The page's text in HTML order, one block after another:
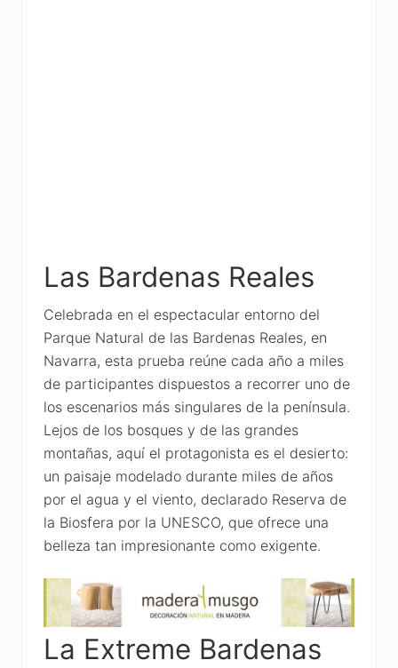
Las Bardenas Reales
Celebrada en el espectacular entorno del
Parque Natural de las Bardenas Reales, en
Navarra, esta prueba reúne cada año a miles
de participantes dispuestos a recorrer uno de
los escenarios más singulares de la península.
Lejos de los bosques y de las grandes
montañas, aquí el protagonista es el desierto:
un paisaje modelado durante miles de años
por el agua y el viento, declarado Reserva de
la Biosfera por la UNESCO, que ofrece una
belleza tan impresionante como exigente.
La Extreme Bardenas